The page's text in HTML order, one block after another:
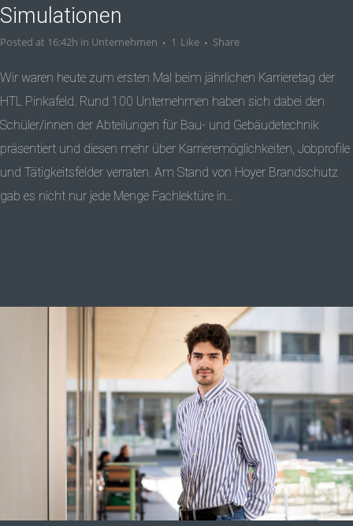
Simulationen
Posted at 16:42h in Unternehmen 1 Like Share
Wir waren heute zum ersten Mal beim jährlichen Karrieretag der
HTL Pinkafeld. Rund 100 Unternehmen haben sich dabei den
Schüler/innen der Abteilungen für Bau- und Gebäudetechnik
präsentiert und diesen mehr über Karrieremöglichkeiten, Jobprofile
und Tätigkeitsfelder verraten. Am Stand von Hoyer Brandschutz
gab es nicht nur jede Menge Fachlektüre in...